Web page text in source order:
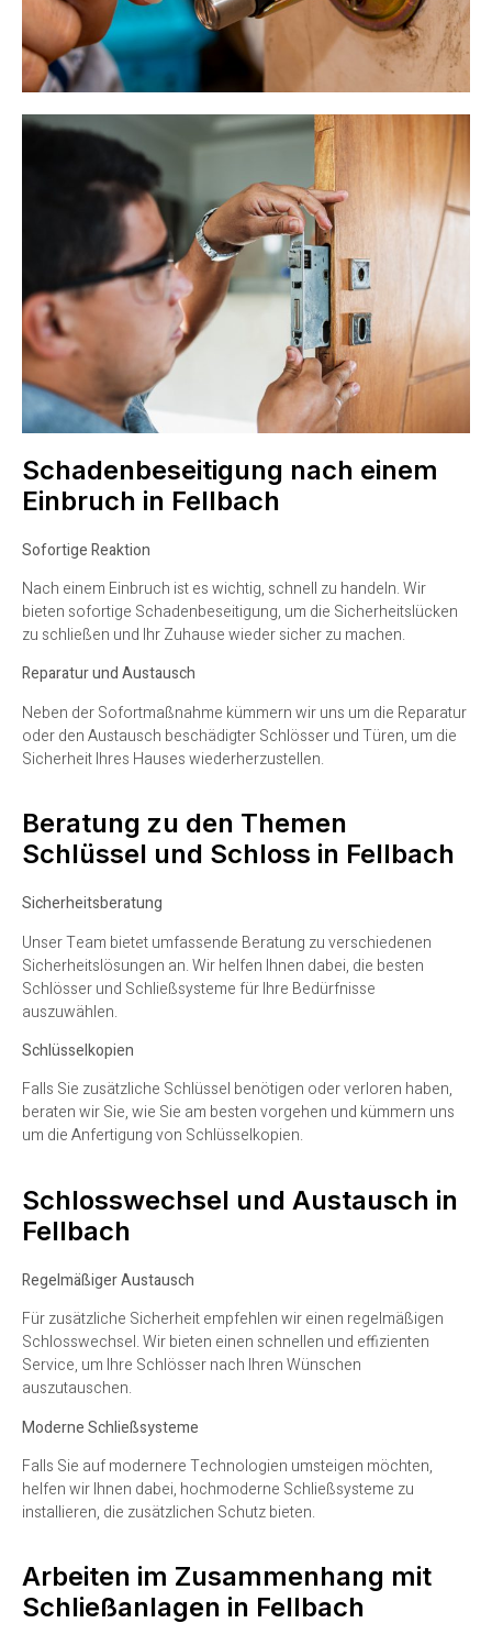
Schadenbeseitigung nach einem
Einbruch in Fellbach
Sofortige Reaktion
Nach einem Einbruch ist es wichtig, schnell zu handeln. Wir
bieten sofortige Schadenbeseitigung, um die Sicherheitslücken
zu schließen und Ihr Zuhause wieder sicher zu machen.
Reparatur und Austausch
Neben der Sofortmaßnahme kümmern wir uns um die Reparatur
oder den Austausch beschädigter Schlösser und Türen, um die
Sicherheit Ihres Hauses wiederherzustellen.
Beratung zu den Themen
Schlüssel und Schloss in Fellbach
Sicherheitsberatung
Unser Team bietet umfassende Beratung zu verschiedenen
Sicherheitslösungen an. Wir helfen Ihnen dabei, die besten
Schlösser und Schließsysteme für Ihre Bedürfnisse
auszuwählen.
Schlüsselkopien
Falls Sie zusätzliche Schlüssel benötigen oder verloren haben,
beraten wir Sie, wie Sie am besten vorgehen und kümmern uns
um die Anfertigung von Schlüsselkopien.
Schlosswechsel und Austausch in
Fellbach
Regelmäßiger Austausch
Für zusätzliche Sicherheit empfehlen wir einen regelmäßigen
Schlosswechsel. Wir bieten einen schnellen und effizienten
Service, um Ihre Schlösser nach Ihren Wünschen
auszutauschen.
Moderne Schließsysteme
Falls Sie auf modernere Technologien umsteigen möchten,
helfen wir Ihnen dabei, hochmoderne Schließsysteme zu
installieren, die zusätzlichen Schutz bieten.
Arbeiten im Zusammenhang mit
Schließanlagen in Fellbach